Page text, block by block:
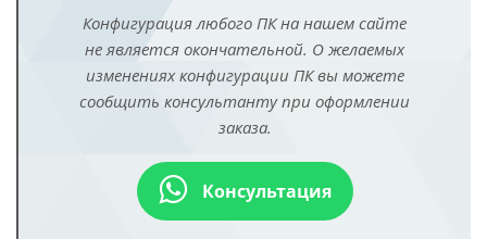
Конфигурация любого ПК на нашем сайте
не является окончательной. О желаемых
изменениях конфигурации ПК вы можете
сообщить консультанту при оформлении
заказа.
Консультация